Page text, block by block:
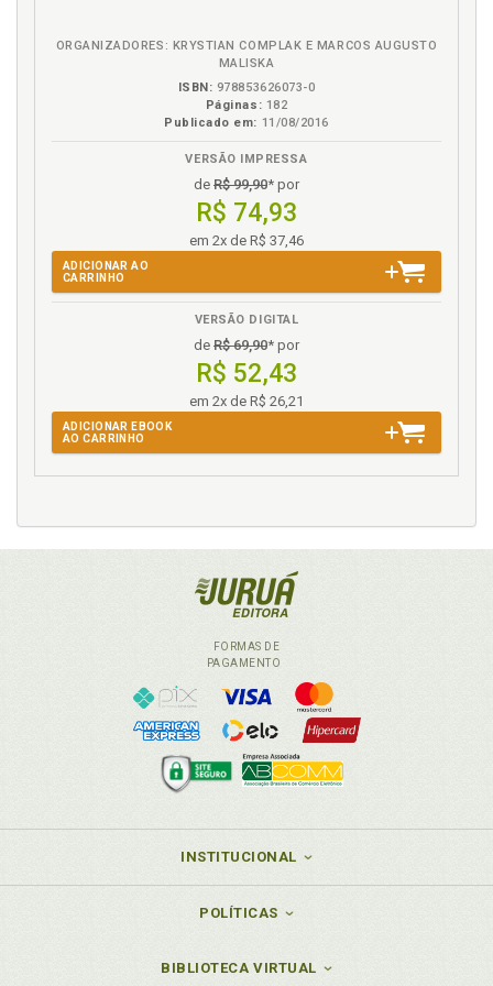
ORGANIZADORES: KRYSTIAN COMPLAK E MARCOS AUGUSTO
MALISKA
ISBN: 978853626073-0
Páginas: 182
Publicado em: 11/08/2016
VERSÃO IMPRESSA
de R$ 99,90* por
R$ 74,93
em 2x de R$ 37,46
ADICIONAR AO
CARRINHO
VERSÃO DIGITAL
de R$ 69,90* por
R$ 52,43
em 2x de R$ 26,21
ADICIONAR EBOOK
AO CARRINHO
FORMAS DE
PAGAMENTO
INSTITUCIONAL
POLÍTICAS
BIBLIOTECA VIRTUAL